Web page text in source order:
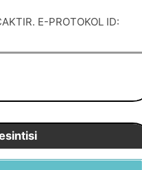
E-PROTOKOL ID: